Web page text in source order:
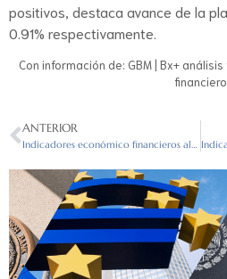
positivos, destaca avance de la
0.91% respectivamente.
Con información de: GBM | Bx+
financiero
ANTERIOR
Indicadores económico financieros al cierre del 9/09/2022